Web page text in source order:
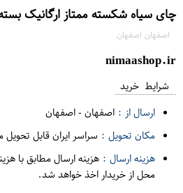
چای سیاه شکسته ممتاز ارگانیک بسته 500 گرمی برند رامنوش
اصفهان اصفهان
nimaashop.ir
شرایط خرید
ارسال از : اصفهان-اصفهان
مکان تحویل : سراسر ایران قابل
هزینه ارسال : هزینه ارسال مطابق با
محل از خریدار اخذ خواهد شد.